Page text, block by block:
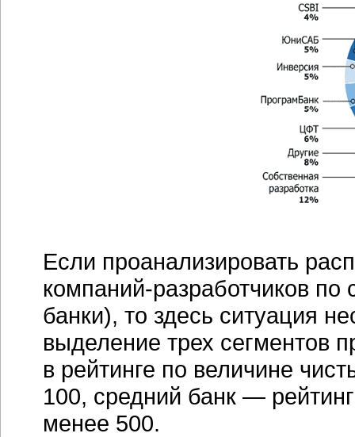
Если проанализировать
компаний-разработчиков по
банки), то здесь ситуация
выделение трех сегментов
в рейтинге по величине
100, средний банк —
менее 500.